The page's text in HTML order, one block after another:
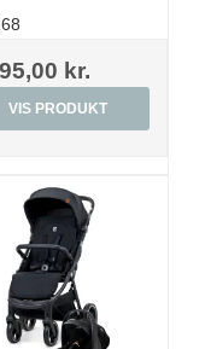
kr.
VIS PRODUKT